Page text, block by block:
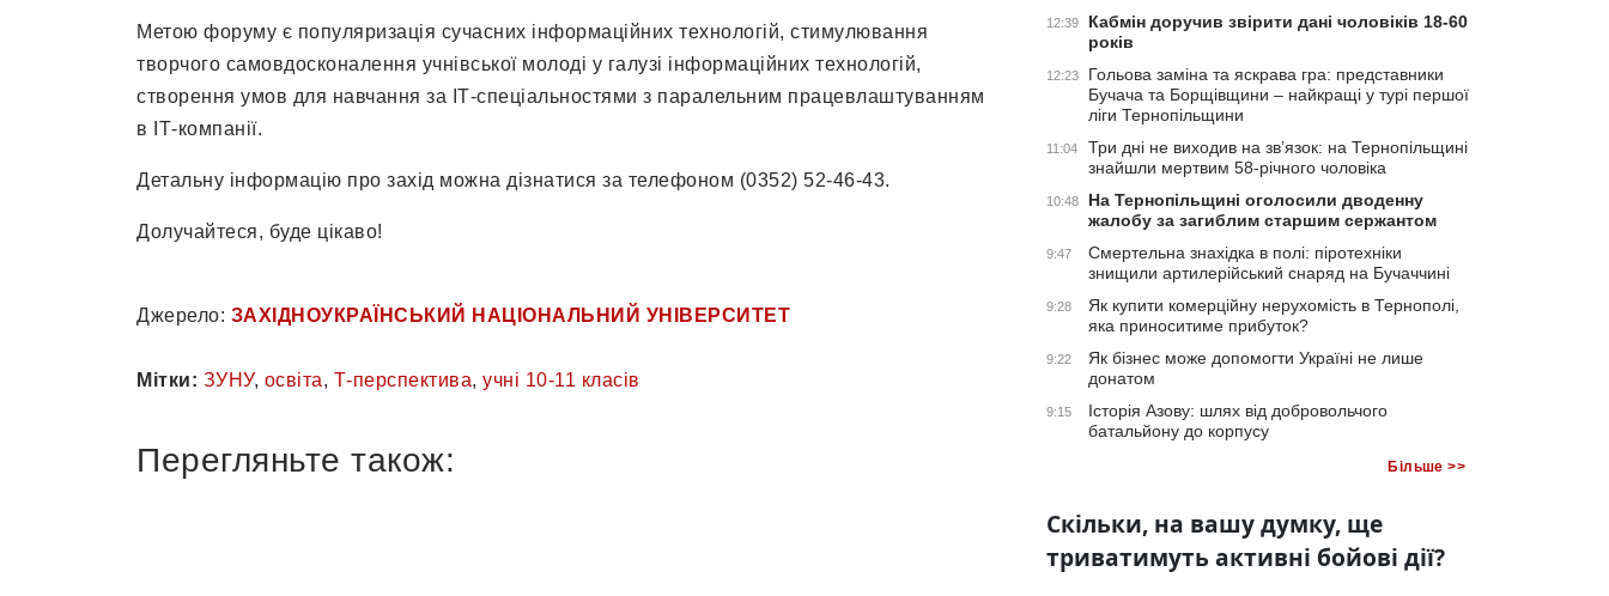
Метою форуму є популяризація сучасних інформаційних технологій, стимулювання
творчого самовдосконалення учнівської молоді у галузі інформаційних технологій,
створення умов для навчання за ІТ-спеціальностями з паралельним працевлаштуванням
в ІТ-компанії.
Детальну інформацію про захід можна дізнатися за телефоном (0352) 52-46-43.
Долучайтеся, буде цікаво!
Джерело: ЗАХІДНОУКРАЇНСЬКИЙ НАЦІОНАЛЬНИЙ УНІВЕРСИТЕТ
Мітки: ЗУНУ, освіта, Т-перспектива, учні 10-11 класів
Перегляньте також:
12:39
Кабмін доручив звірити дані чоловіків 18-60
років
12:23
Гольова заміна та яскрава гра: представники
Бучача та Борщівщини – найкращі у турі першої
ліги Тернопільщини
11:04
Три дні не виходив на зв’язок: на Тернопільщині
знайшли мертвим 58-річного чоловіка
10:48
На Тернопільщині оголосили дводенну
жалобу за загиблим старшим сержантом
9:47
Смертельна знахідка в полі: піротехніки
знищили артилерійський снаряд на Бучаччині
9:28
Як купити комерційну нерухомість в Тернополі,
яка приноситиме прибуток?
9:22
Як бізнес може допомогти Україні не лише
донатом
9:15
Історія Азову: шлях від добровольчого
батальйону до корпусу
Більше >>
Скільки, на вашу думку, ще
триватимуть активні бойові дії?